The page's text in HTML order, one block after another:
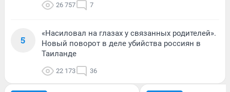
26 757 7
5
«Насиловал на глазах у связанных родителей».
Новый поворот в деле убийства россиян в
Таиланде
22 173 36